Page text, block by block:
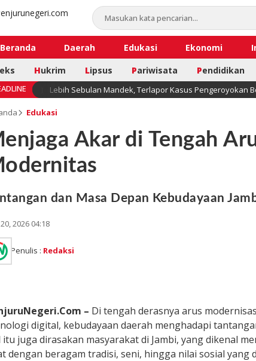
Beranda Daerah Edukasi Ekonomi
Hukrim Lipsus Pariwisata Pendidikan
Lebih Sebulan Mandek, Terlapor Kasus Pengeroyokan
Edukasi
Akar di Tengah
dan Masa Depan Kebudayaan
2026 04:18
Penulis : Redaksi
– Di tengah derasnya arus
digital, kebudayaan daerah menghadapi
itu juga dirasakan masyarakat di Jambi, yang dikenal
dengan beragam tradisi, seni, hingga nilai sosial